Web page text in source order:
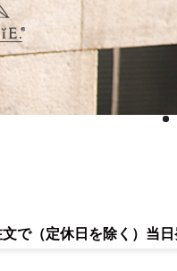
で（定休日を除く）当